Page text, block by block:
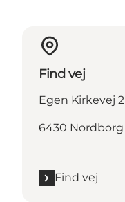
Find vej
Egen Kirkevej 2
6430 Nordborg
Find vej